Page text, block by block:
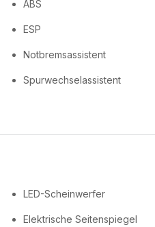
ABS
ESP
Notbremsassistent
Spurwechselassistent
LED-Scheinwerfer
Elektrische Seitenspiegel